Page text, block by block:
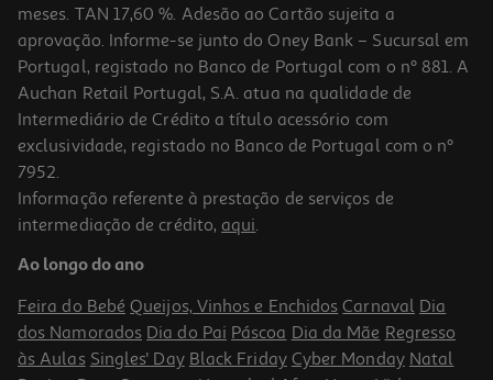
-22%
Toalha Praia Aveludada Actuel Colorama B Rosa 360g 90x160cm
7 €/un
7,00 €
Promoção
meses. TAN 17,60 %. Adesão ao Cartão sujeita a
aprovação. Informe-se junto do Oney Bank – Sucursal em
Portugal, registado no Banco de Portugal com o nº 881. A
Auchan Retail Portugal, S.A. atua na qualidade de
Intermediário de Crédito a título acessório com
exclusividade, registado no Banco de Portugal com o nº
7952.
Informação referente à prestação de serviços de
intermediação de crédito, aqui.
Ao longo do ano
Feira do Bebé Queijos, Vinhos e Enchidos Carnaval Dia
dos Namorados Dia do Pai Páscoa Dia da Mãe Regresso
às Aulas Singles' Day Black Friday Cyber Monday Natal